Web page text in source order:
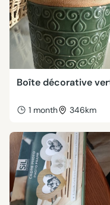
Boîte décorative
1 month 346km